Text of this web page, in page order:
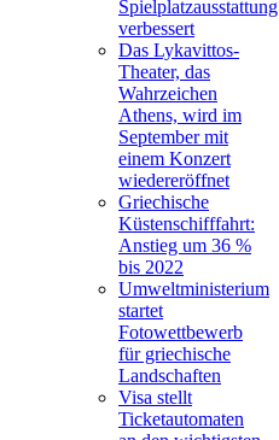
Spielplatzausstattung
verbessert
Das Lykavittos-
Theater, das
Wahrzeichen
Athens, wird im
September mit
einem Konzert
wiedereröffnet
Griechische
Küstenschifffahrt:
Anstieg um 36 %
bis 2022
Umweltministerium
startet
Fotowettbewerb
für griechische
Landschaften
Visa stellt
Ticketautomaten